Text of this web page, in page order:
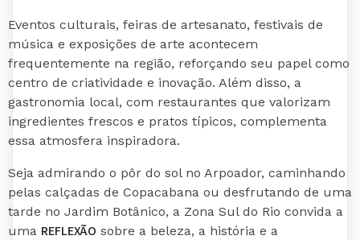
Eventos culturais, feiras de artesanato, festivais de
música e exposições de arte acontecem
frequentemente na região, reforçando seu papel como
centro de criatividade e inovação. Além disso, a
gastronomia local, com restaurantes que valorizam
ingredientes frescos e pratos típicos, complementa
essa atmosfera inspiradora.
Seja admirando o pôr do sol no Arpoador, caminhando
pelas calçadas de Copacabana ou desfrutando de uma
tarde no Jardim Botânico, a Zona Sul do Rio convida a
uma REFLEXÃO sobre a beleza, a história e a